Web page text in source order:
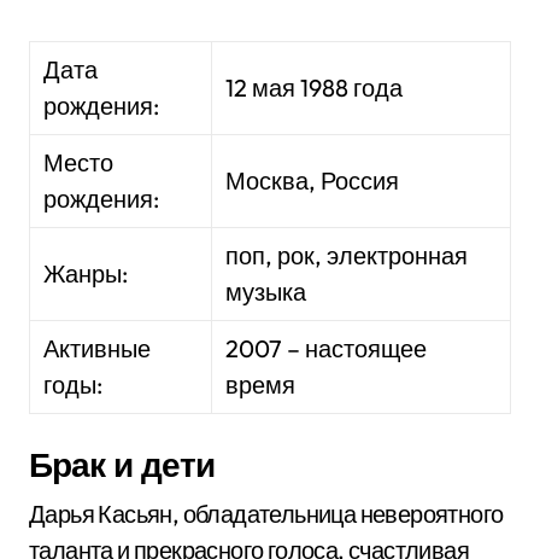
Дата
рождения:
12 мая 1988 года
Место
рождения:
Москва, Россия
Жанры:
поп, рок, электронная
музыка
Активные
годы:
2007 – настоящее
время
Брак и дети
Дарья Касьян, обладательница невероятного
таланта и прекрасного голоса, счастливая